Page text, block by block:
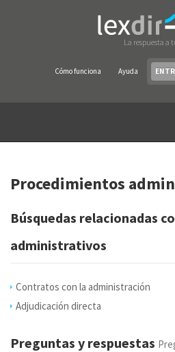
La respuesta a
Cómo funciona Ayuda
Procedimientos
Búsquedas relacionadas
administrativos
Contratos con la administración
Adjudicación directa
Preguntas y respuestas